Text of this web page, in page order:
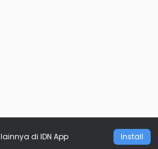
lainnya di IDN App Install